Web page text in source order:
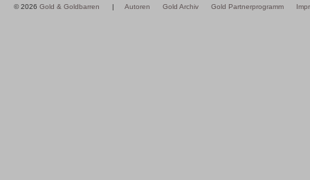
© 2026 Gold & Goldbarren | Autoren Gold Archiv Gold Partnerprogramm